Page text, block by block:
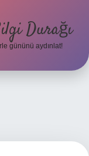
Durağı
gününü aydınlat!